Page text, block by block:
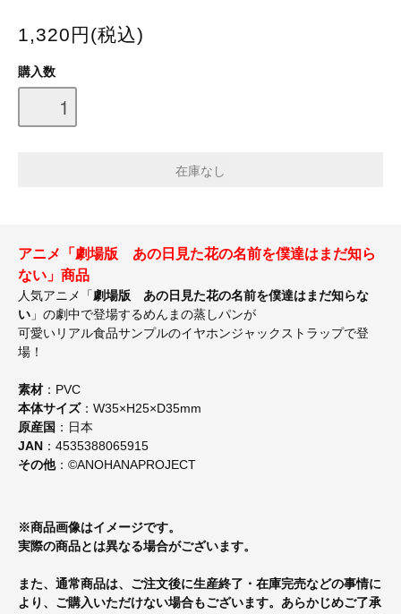
1,320円(税込)
購入数
アニメ「劇場版 あの日見た花の名前を僕達はまだ知ら
ない」商品
人気アニメ「劇場版 あの日見た花の名前を僕達はまだ知らな
い 」の劇中で登場するめんまの蒸しパンが
可愛いリアル食品サンプルのイヤホンジャックストラップで登
場！
素材 ：PVC
本体サイズ：W35×H25×D35mm
原産国 ：日本
JAN ：4535388065915
その他：©ANOHANAPROJECT
※商品画像はイメージです。
実際の商品とは異なる場合がございます。
また、通常商品は、ご注文後に生産終了・在庫完売などの事情に
より、ご購入いただけない場合もございます。あらかじめご了承